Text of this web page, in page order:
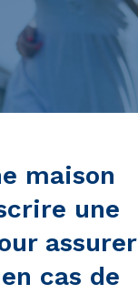
maison
une
assurer
cas de